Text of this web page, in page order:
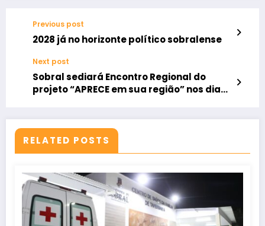
Previous post
2028 já no horizonte político sobralense
Next post
Sobral sediará Encontro Regional do
projeto “APRECE em sua região” nos dias
RELATED POSTS